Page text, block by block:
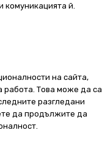
комуникацията й.
на сайта,
работа. Това може да са
разгледани
да продължите да